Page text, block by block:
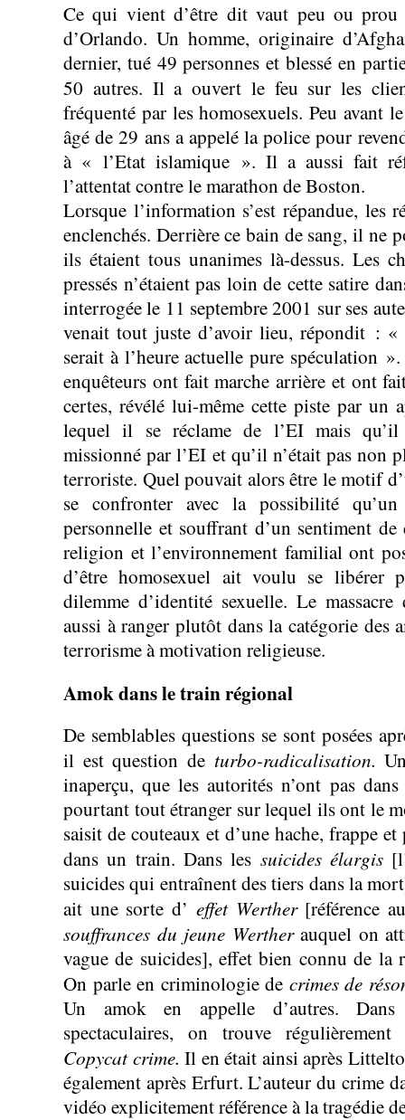
Ce qui vient d’être dit vaut peu ou prou
d’Orlando. Un homme, originaire
dernier, tué 49 personnes et blessé en
50 autres. Il a ouvert le feu sur les
fréquenté par les homosexuels. Peu avant
âgé de 29 ans a appelé la police pour
à « l’Etat islamique ». Il a aussi fait
l’attentat contre le marathon de Boston.
Lorsque l’information s’est répandue, les
enclenchés. Derrière ce bain de sang, il ne
ils étaient tous unanimes là-dessus. Les
pressés n’étaient pas loin de cette satire
interrogée le 11 septembre 2001 sur ses
venait tout juste d’avoir lieu, répondit :
serait à l’heure actuelle pure spéculation
enquêteurs ont fait marche arrière et ont
certes, révélé lui-même cette piste par un
lequel il se réclame de l’EI mais qu’il
missionné par l’EI et qu’il n’était pas non
terroriste. Quel pouvait alors être le motif
se confronter avec la possibilité
personnelle et souffrant d’un sentiment
religion et l’environnement familial ont
d’être homosexuel ait voulu se libérer
dilemme d’identité sexuelle. Le
aussi à ranger plutôt dans la catégorie des
terrorisme à motivation religieuse.
Amok dans le train régional
De semblables questions se sont posées
il est question de turbo-radicalisation.
inaperçu, que les autorités n’ont pas
pourtant tout étranger sur lequel ils ont le
saisit de couteaux et d’une hache, frappe et
dans un train. Dans les suicides élargis
suicides qui entraînent des tiers dans la
ait une sorte d’ effet Werther [référence
souffrances du jeune Werther auquel on
vague de suicides], effet bien connu de la
On parle en criminologie de crimes de
Un amok en appelle d’autres. Dans
spectaculaires, on trouve
Copycat crime. Il en était ainsi après
également après Erfurt. L’auteur du crime
vidéo explicitement référence à la tragédie